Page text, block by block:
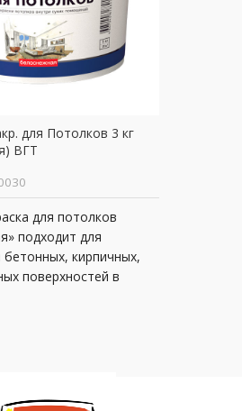
для Потолков 3 кг
ВГТ
для потолков
подходит для
кирпичных,
поверхностей в